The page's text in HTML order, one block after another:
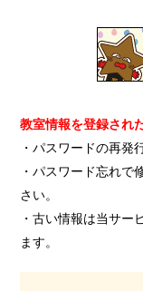
教室情報を登録され
・パスワードの再発
・パスワード忘れで
さい。
・古い情報は当サー
ます。